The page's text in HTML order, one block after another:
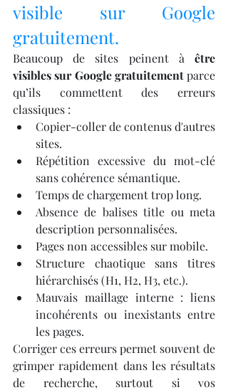
visible sur Google
gratuitement.
Beaucoup de sites peinent à être
visibles sur Google gratuitement parce
qu’ils commettent des erreurs
classiques :
Copier-coller de contenus d'autres
sites.
Répétition excessive du mot-clé
sans cohérence sémantique.
Temps de chargement trop long.
Absence de balises title ou meta
description personnalisées.
Pages non accessibles sur mobile.
Structure chaotique sans titres
hiérarchisés (H1, H2, H3, etc.).
Mauvais maillage interne : liens
incohérents ou inexistants entre
les pages.
Corriger ces erreurs permet souvent de
grimper rapidement dans les résultats
de recherche, surtout si vos